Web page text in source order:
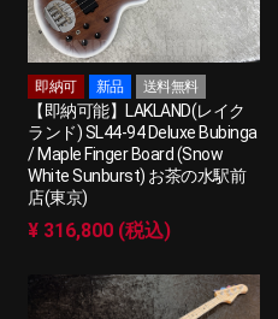
即納可 新品 送料無料
【即納可能】LAKLAND(レイク
ランド) SL44-94 Deluxe Bubinga
/ Maple Finger Board (Snow
White Sunburst) お茶の水駅前
店(東京)
¥ 316,800 (税込)